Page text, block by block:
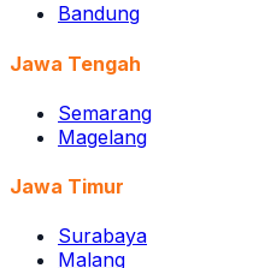
Bandung
Jawa Tengah
Semarang
Magelang
Jawa Timur
Surabaya
Malang